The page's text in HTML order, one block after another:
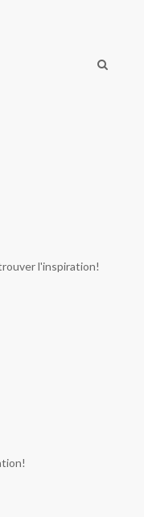
l'inspiration!